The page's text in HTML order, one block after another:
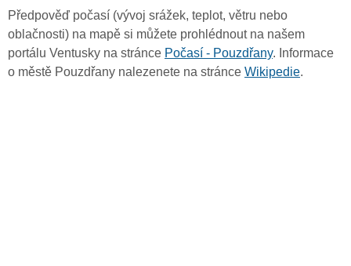
Předpověď počasí (vývoj srážek, teplot, větru nebo
oblačnosti) na mapě si můžete prohlédnout na našem
portálu Ventusky na stránce Počasí - Pouzdřany. Informace
o městě Pouzdřany nalezenete na stránce Wikipedie.